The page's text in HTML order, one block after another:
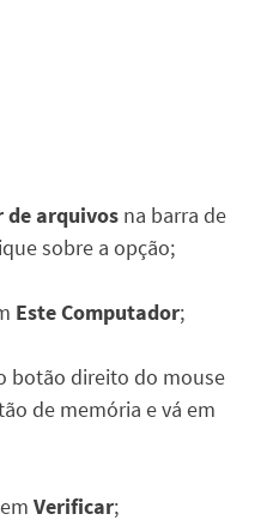
de arquivos na barra de
sobre a opção;
Este Computador;
botão direito do mouse
de memória e vá em
Verificar;